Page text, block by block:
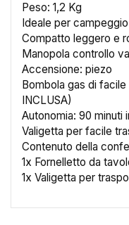
Peso: 1,2 Kg
Ideale per
Compatto leggero e
Manopola controllo
Accensione: piezo
Bombola gas di
INCLUSA)
Autonomia: 90 minuti
Valigetta per facile
Contenuto della
1x Fornelletto da
1x Valigetta per
Crea lista dei
Nome lista dei